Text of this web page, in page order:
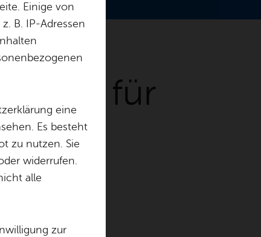
Amt für
Einige von
B. IP-Adressen
eine
Es besteht
zu nutzen. Sie
widerrufen.
alle
zur